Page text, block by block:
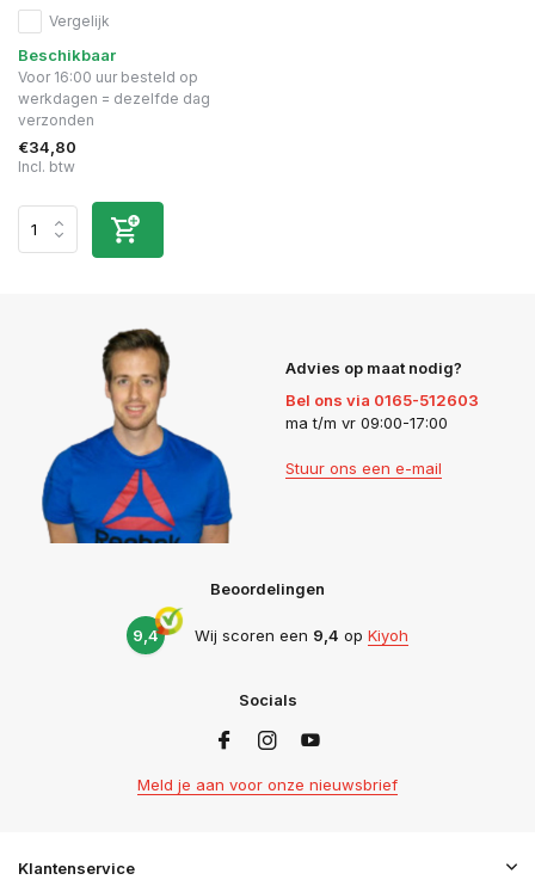
Vergelijk
Beschikbaar
Voor 16:00 uur besteld op
werkdagen = dezelfde dag
verzonden
€34,80
Incl. btw
Advies op maat nodig?
Bel ons via 0165-512603
ma t/m vr 09:00-17:00
Stuur ons een e-mail
Beoordelingen
9,4 Wij scoren een 9,4 op Kiyoh
Socials
Meld je aan voor onze nieuwsbrief
Klantenservice